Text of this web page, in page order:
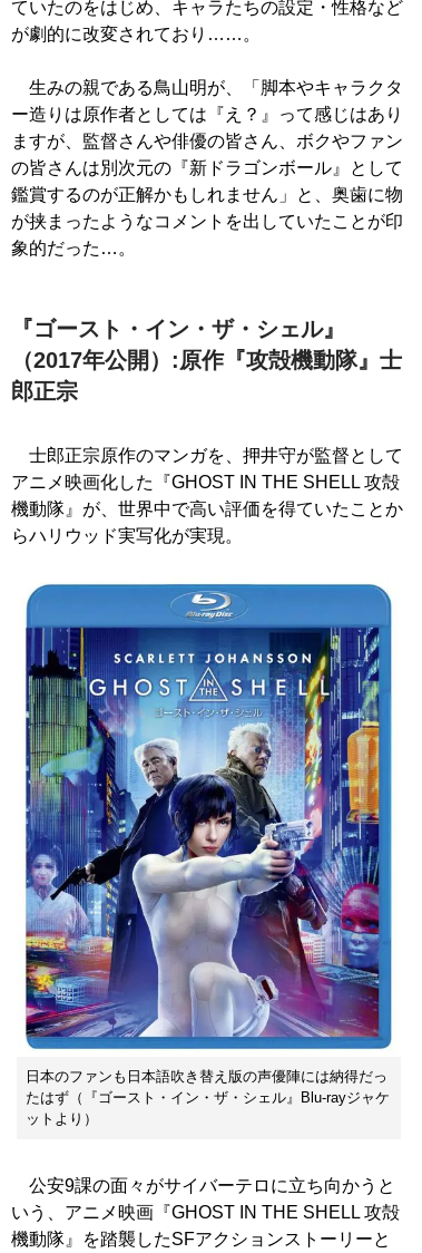
ていたのをはじめ、キャラたちの設定・性格など
が劇的に改変されており……。
生みの親である鳥山明が、「脚本やキャラクタ
ー造りは原作者としては『え？』って感じはあり
ますが、監督さんや俳優の皆さん、ボクやファン
の皆さんは別次元の『新ドラゴンボール』として
鑑賞するのが正解かもしれません」と、奥歯に物
が挟まったようなコメントを出していたことが印
象的だった…。
『ゴースト・イン・ザ・シェル』
（2017年公開）:原作『攻殻機動隊』士
郎正宗
士郎正宗原作のマンガを、押井守が監督として
アニメ映画化した『GHOST IN THE SHELL 攻殻
機動隊』が、世界中で高い評価を得ていたことか
らハリウッド実写化が実現。
日本のファンも日本語吹き替え版の声優陣には納得だっ
たはず（『ゴースト・イン・ザ・シェル』Blu-rayジャケ
ットより）
公安9課の面々がサイバーテロに立ち向かうと
いう、アニメ映画『GHOST IN THE SHELL 攻殻
機動隊』を踏襲したSFアクションストーリーと